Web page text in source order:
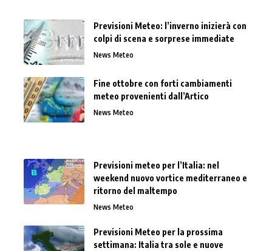
Previsioni Meteo: l’inverno inizierà con
colpi di scena e sorprese immediate
News Meteo
Fine ottobre con forti cambiamenti
meteo provenienti dall’Artico
News Meteo
Previsioni meteo per l’Italia: nel
weekend nuovo vortice mediterraneo e
ritorno del maltempo
News Meteo
Previsioni Meteo per la prossima
settimana: Italia tra sole e nuove